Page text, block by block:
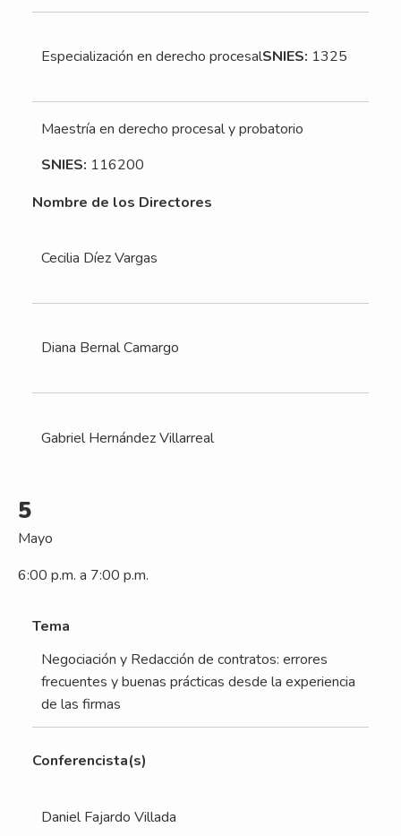
Especialización en derecho procesalSNIES: 1325
Maestría en derecho procesal y probatorio
SNIES: 116200
Nombre de los Directores
Cecilia Díez Vargas
Diana Bernal Camargo
Gabriel Hernández Villarreal
5
Mayo
6:00 p.m. a 7:00 p.m.
Tema
Negociación y Redacción de contratos: errores
frecuentes y buenas prácticas desde la experiencia
de las firmas
Conferencista(s)
Daniel Fajardo Villada